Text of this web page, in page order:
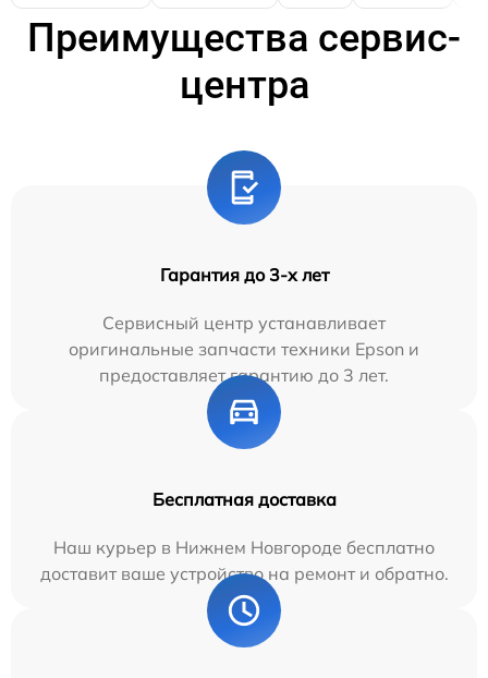
Преимущества сервис-
центра
Гарантия до 3-х лет
Сервисный центр устанавливает
оригинальные запчасти техники Epson и
предоставляет гарантию до 3 лет.
Бесплатная доставка
Наш курьер в Нижнем Новгороде бесплатно
доставит ваше устройство на ремонт и обратно.